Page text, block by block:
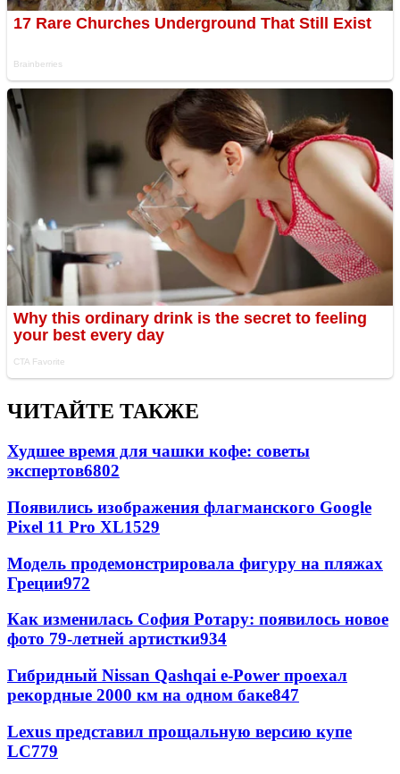
ЧИТАЙТЕ ТАКЖЕ
Худшее время для чашки кофе: советы
экспертов6802
Появились изображения флагманского Google
Pixel 11 Pro XL1529
Модель продемонстрировала фигуру на пляжах
Греции972
Как изменилась София Ротару: появилось новое
фото 79-летней артистки934
Гибридный Nissan Qashqai e-Power проехал
рекордные 2000 км на одном баке847
Lexus представил прощальную версию купе
LC779